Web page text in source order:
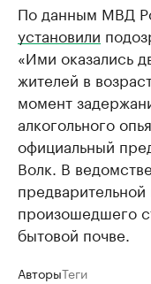
По данным МВД
установили
«Ими оказались
жителей в
момент
алкогольного
официальный
Волк. В
произошедшего
бытовой почве.
АвторыТеги